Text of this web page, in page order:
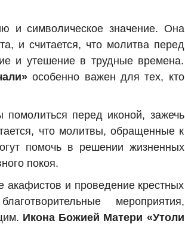
и символическое значение. Она
и считается, что молитва перед
и утешение в трудные времена.
особенно важен для тех, кто
перед иконой, зажечь
что молитвы, обращенные к
помочь в решении жизненных
покоя.
акафистов и проведение крестных
мероприятия,
Икона Божией Матери «Утоли